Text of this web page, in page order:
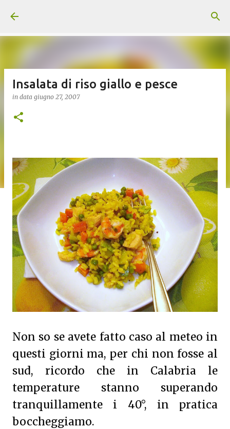
Insalata di riso giallo e pesce
in data giugno 27, 2007
Non so se avete fatto caso al meteo in
questi giorni ma, per chi non fosse al
sud, ricordo che in Calabria le
temperature stanno superando
tranquillamente i 40°, in pratica
boccheggiamo.